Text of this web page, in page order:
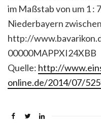
im Maßstab von um 1 :
Niederbayern
http://
00000MAPPXI24XBB
Quelle: http://
online.de/2014/07/